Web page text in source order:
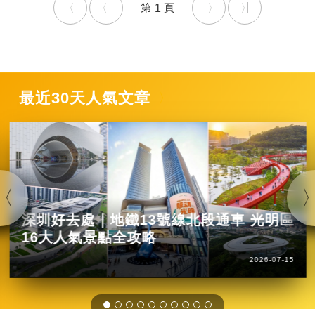
1
最近30天人氣文章
深圳好去處｜地鐵13號線北段通車 光明區
16大人氣景點全攻略
2026-07-15